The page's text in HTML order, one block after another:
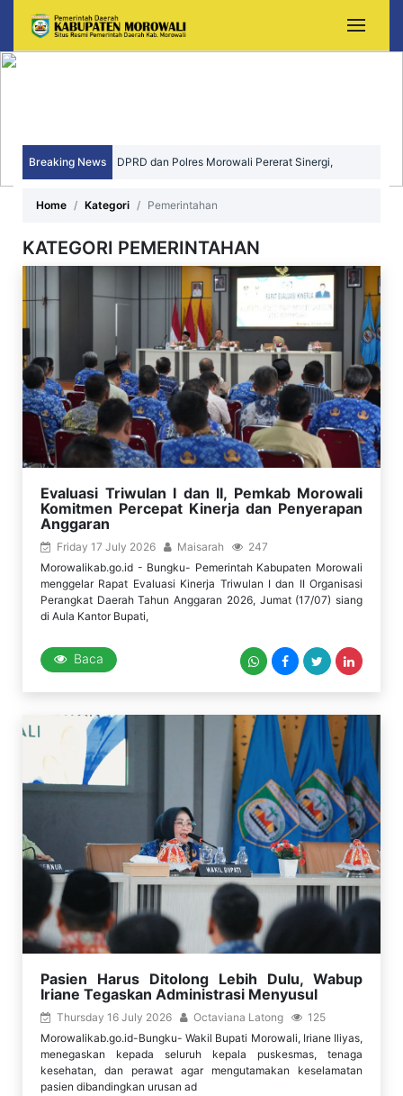
Breaking News DPRD dan Polres Morowali Pererat Sinergi,
Home Kategori Pemerintahan
KATEGORI PEMERINTAHAN
Evaluasi Triwulan I dan II, Pemkab Morowali
Komitmen Percepat Kinerja dan Penyerapan
Anggaran
Friday 17 July 2026 Maisarah
247
Morowalikab.go.id - Bungku- Pemerintah Kabupaten Morowali
menggelar Rapat Evaluasi Kinerja Triwulan I dan II Organisasi
Perangkat Daerah Tahun Anggaran 2026, Jumat (17/07) siang
di Aula Kantor Bupati,
Baca
Pasien Harus Ditolong Lebih Dulu, Wabup
Iriane Tegaskan Administrasi Menyusul
Thursday 16 July 2026 Octaviana Latong
125
Morowalikab.go.id-Bungku- Wakil Bupati Morowali, Iriane Iliyas,
menegaskan kepada seluruh kepala puskesmas, tenaga
kesehatan, dan perawat agar mengutamakan keselamatan
pasien dibandingkan urusan ad